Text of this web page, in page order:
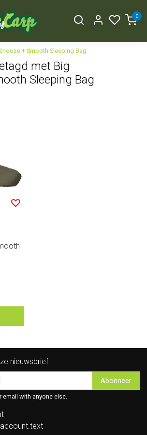
0
+ Smooth Sleeping Bag
met Big
Sleeping Bag
nieuwsbrief
Abonneer
email with anyone else.